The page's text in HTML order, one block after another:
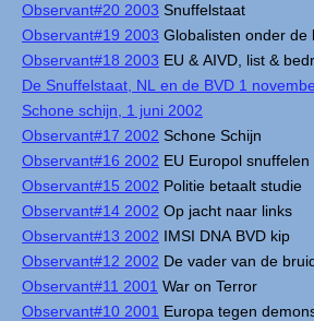
Observant#20 2003 Snuffelstaat
Observant#19 2003 Globalisten onder de
Observant#18 2003 EU & AIVD, list &
De Snuffelstaat, NL en de BVD 1
Schone schijn, 1 juni 2002
Observant#17 2002 Schone Schijn
Observant#16 2002 EU Europol snuffelen
Observant#15 2002 Politie betaalt studie
Observant#14 2002 Op jacht naar links
Observant#13 2002 IMSI DNA BVD kip
Observant#12 2002 De vader van de
Observant#11 2001 War on Terror
Observant#10 2001 Europa tegen